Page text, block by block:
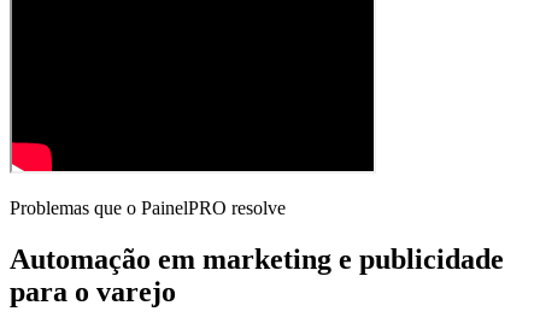
Problemas que o PainelPRO resolve
Automação em marketing e publicidade
para o varejo